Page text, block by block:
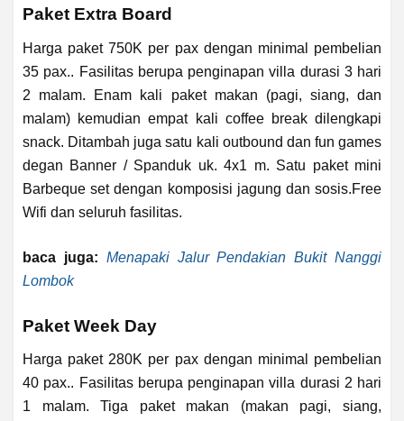
Paket Extra Board
Harga paket 750K per pax dengan minimal pembelian
35 pax.. Fasilitas berupa penginapan villa durasi 3 hari
2 malam. Enam kali paket makan (pagi, siang, dan
malam) kemudian empat kali coffee break dilengkapi
snack. Ditambah juga satu kali outbound dan fun games
degan Banner / Spanduk uk. 4x1 m. Satu paket mini
Barbeque set dengan komposisi jagung dan sosis.Free
Wifi dan seluruh fasilitas.
baca juga: Menapaki Jalur Pendakian Bukit Nanggi
Lombok
Paket Week Day
Harga paket 280K per pax dengan minimal pembelian
40 pax.. Fasilitas berupa penginapan villa durasi 2 hari
1 malam. Tiga paket makan (makan pagi, siang,